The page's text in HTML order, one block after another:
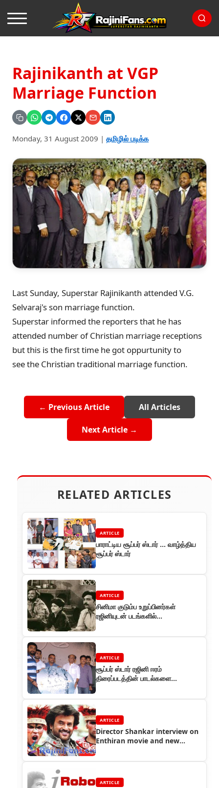
Rajinikanth at VGP
Marriage Function
Monday, 31 August 2009 | தமிழில் படிக்க
Last Sunday, Superstar Rajinikanth attended V.G.
Selvaraj's son marriage function.
Superstar informed the reporters that he has
attended number of Christian marriage receptions
but this is the first time he got oppurtunity to
see the Christian traditional marriage function.
← Previous Article All Articles
Next Article →
RELATED ARTICLES
ARTICLE
பாராட்டிய சூப்பர் ஸ்டார் ... வாழ்த்திய
சூப்பர் ஸ்டார்
ARTICLE
சினிமா குடும்ப உறுப்பினர்கள்
ரஜினியுடன் படங்களில்
ARTICLE
சூப்பர் ஸ்டார் ரஜினி ஈரம்
திரைப்படத்தின் பாடல்களை
ARTICLE
Director Shankar interview on
Enthiran movie and new
ARTICLE